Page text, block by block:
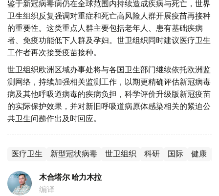
鉴于新冠病毒病仍在全球范围内持续造成疾病与死亡，世界
卫生组织反复强调对重症和死亡高风险人群开展疫苗再接种
的重要性。这类重点人群主要包括老年人、患有基础疾病
者、免疫功能低下人群及孕妇。世卫组织同时建议医疗卫生
工作者再次接受疫苗接种。
世卫组织欧洲区域办事处将与各国卫生部门继续依托欧洲监
测网络，持续加强相关监测工作，以期更精确评估新冠病毒
病及其他呼吸道病毒的疾病负担，科学评价升级版新冠疫苗
的实际保护效果，并对新旧呼吸道病原体感染相关的紧迫公
共卫生问题作出及时回应。
医疗卫生 新型冠状病毒 世卫组织 科研 国际 健康
木合塔尔 哈力木拉
编译